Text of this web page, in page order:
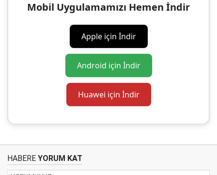
Mobil Uygulamamızı Hemen İndir
Apple için İndir
Android için İndir
Huawei için İndir
HABERE YORUM KAT